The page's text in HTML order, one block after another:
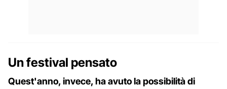
Un festival pensato
Quest'anno, invece, ha avuto la possibilità di